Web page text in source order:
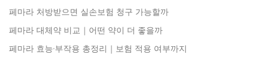
페마라 처방받으면 실손보험 청구 가능할까
페마라 대체약 비교｜어떤 약이 더 좋을까
페마라 효능·부작용 총정리｜보험 적용 여부까지